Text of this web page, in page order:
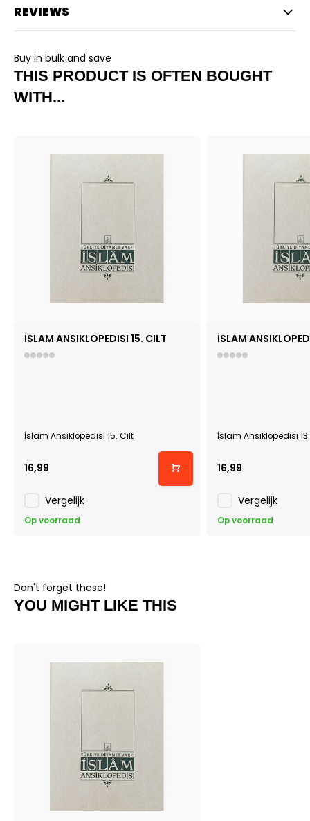
REVIEWS
Buy in bulk and save
THIS PRODUCT IS OFTEN BOUGHT
WITH...
İSLAM ANSIKLOPEDISI 15. CILT
İslam Ansiklopedisi 15. Cilt
16,99
Vergelijk
Op voorraad
İSLAM
İslam Ansiklopedisi
16,99
Vergelijk
Op voorraad
Don't forget these!
YOU MIGHT LIKE THIS